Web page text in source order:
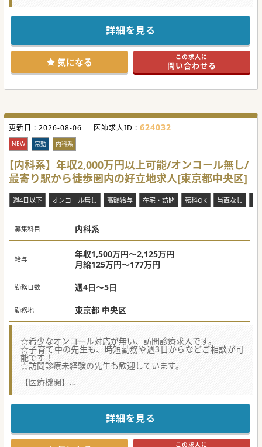
開院よりおよそ100年を迎えるケアミックス病院で、
循環器内科・整形外科に強みを持つ綺麗な総合病院です。
一世紀に及び地域密着のジェネラルな医療を提供しながら
も、
特に循環器内科はCCUネットワークに加盟するなど、
地元地域を超えた医療サービスを提供しています。
#秋入職可
詳細を見る
気になる この求人に
問い合わせる
更新日 : 2026-08-06 医師求人ID : 624032
NEW 常勤 内科系
【内科系】年収2,000万円以上可能/オンコール無し/
最寄り駅から徒歩圏内の好立地求人[東京都中央区]
週4日以下 オンコール無し 高額給与 在宅・訪問 転科OK 当直なし
募集科目 内科系
給与
年収1,500万円～2,125万円
月給125万円～177万円
勤務日数 週4日～5日
勤務地 東京都 中央区
☆希少なオンコール対応が無い、訪問診療求人です。
☆子育て中の先生も、時短勤務や週3日からなどご相談が可
能です！
☆訪問診療未経験の先生も歓迎しています。
【医療機関】
■患イノベーションを最優先としつつも、患者様の生活を重
す。
■AI、ITの専門家を多く採用し効率化、患者様との対話など
コミュニケーションに注力できる体制を図っています。
■満足することなく、日々進歩しクリエイティブかつハイク
オリティな医療サービスを追求します。
詳細を見る
この求人に